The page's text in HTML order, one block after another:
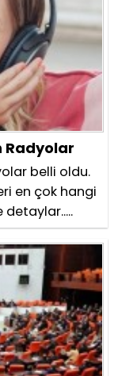
Radyolar
belli oldu.
en çok hangi